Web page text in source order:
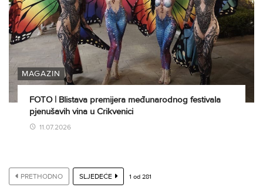
MAGAZIN
FOTO | Blistava premijera međunarodnog festivala
pjenušavih vina u Crikvenici
11.07.2026
PRETHODNO SLJEDEĆE 1 od 281